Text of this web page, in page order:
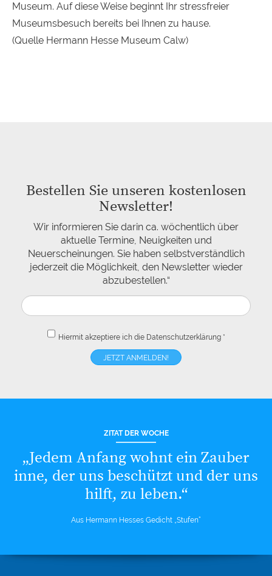
Museum. Auf diese Weise beginnt Ihr stressfreier
Museumsbesuch bereits bei Ihnen zu hause.
(Quelle Hermann Hesse Museum Calw)
Bestellen Sie unseren kostenlosen
Newsletter!
Wir informieren Sie darin ca. wöchentlich über
aktuelle Termine, Neuigkeiten und
Neuerscheinungen. Sie haben selbstverständlich
jederzeit die Möglichkeit, den Newsletter wieder
abzubestellen.“
Hiermit akzeptiere ich die Datenschutzerklärung*
ZITAT DER WOCHE
„Jedem Anfang wohnt ein Zauber
inne, der uns beschützt und der uns
hilft, zu leben.“
Aus Hermann Hesses Gedicht „Stufen“